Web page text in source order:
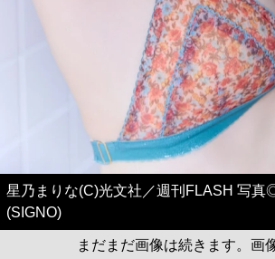
星乃まりな(C)光文社／週刊FLASH 写真
(SIGNO)
まだまだ画像は続きます。画